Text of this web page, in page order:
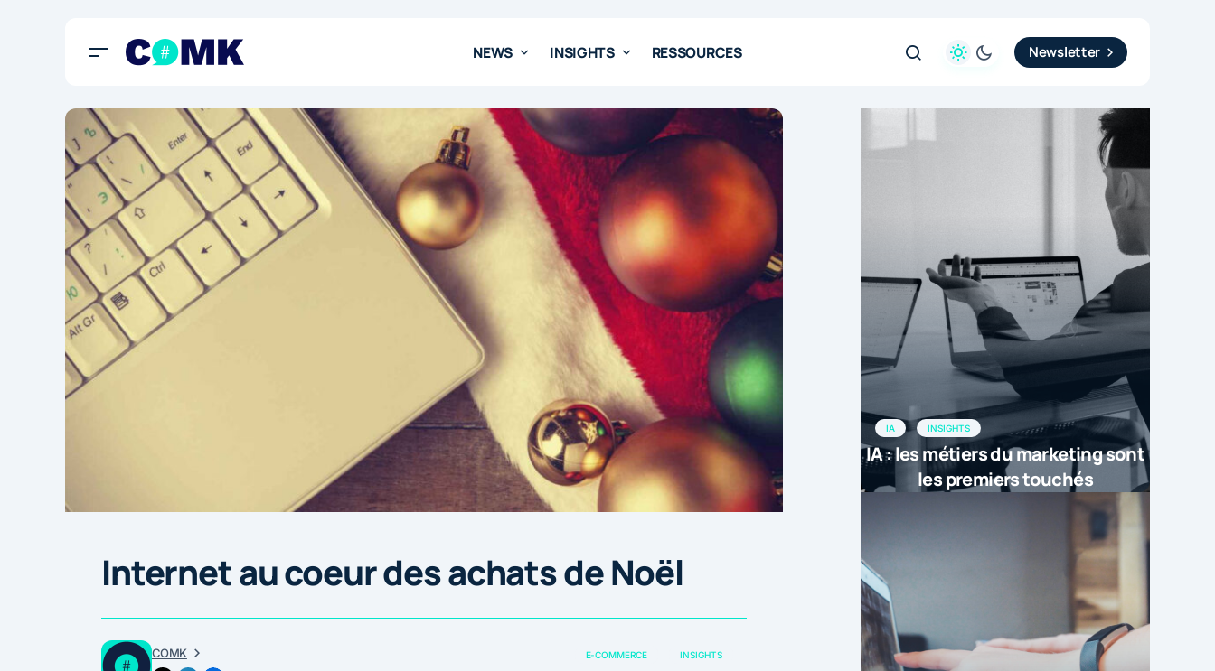
NEWS INSIGHTS RESSOURCES Newsletter
Internet au coeur des achats de Noël
COMK E-COMMERCE INSIGHTS
IA INSIGHTS
IA : les métiers du marketing sont
les premiers touchés